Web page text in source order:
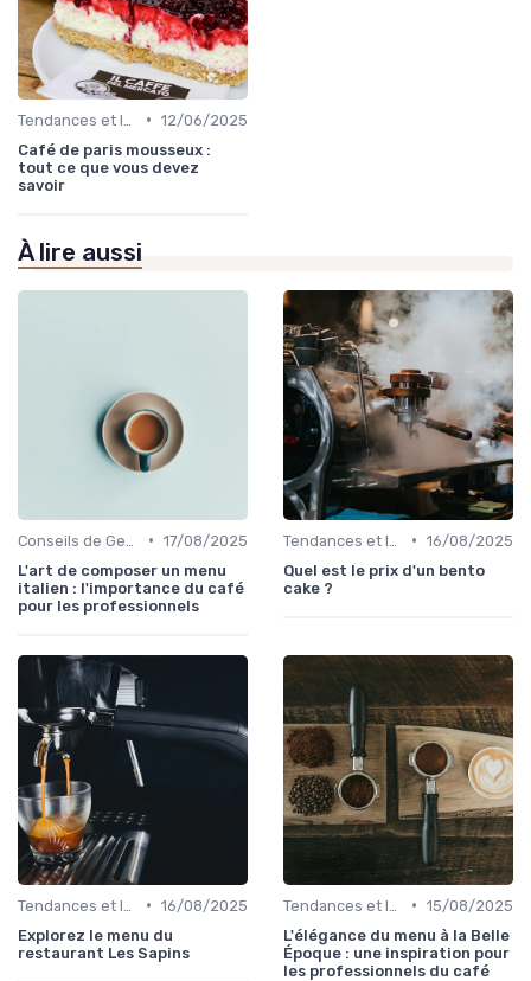
• 12/06/2025
Café de paris mousseux :
tout ce que vous devez
savoir
À lire aussi
• 17/08/2025
L'art de composer un menu
italien : l'importance du café
pour les professionnels
• 16/08/2025
Quel est le prix d'un bento
cake ?
• 16/08/2025
Explorez le menu du
restaurant Les Sapins
• 15/08/2025
L'élégance du menu à la Belle
Époque : une inspiration pour
les professionnels du café